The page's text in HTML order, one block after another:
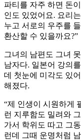
파티를 자주 하면 돈
인도 있었어요. 요리
누고 서로의 우주를
환산할 수 있을까요?”
그녀의 남편도 그녀
남자다. 일본어 강의
데 첫눈에 미각도 있
해졌다.
“제 인생이 시원하게
런 지루함도 밀려와
가서 학위도 따고 그
런데 그때 운명처럼